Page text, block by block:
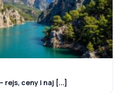
rejs, ceny i naj [...]